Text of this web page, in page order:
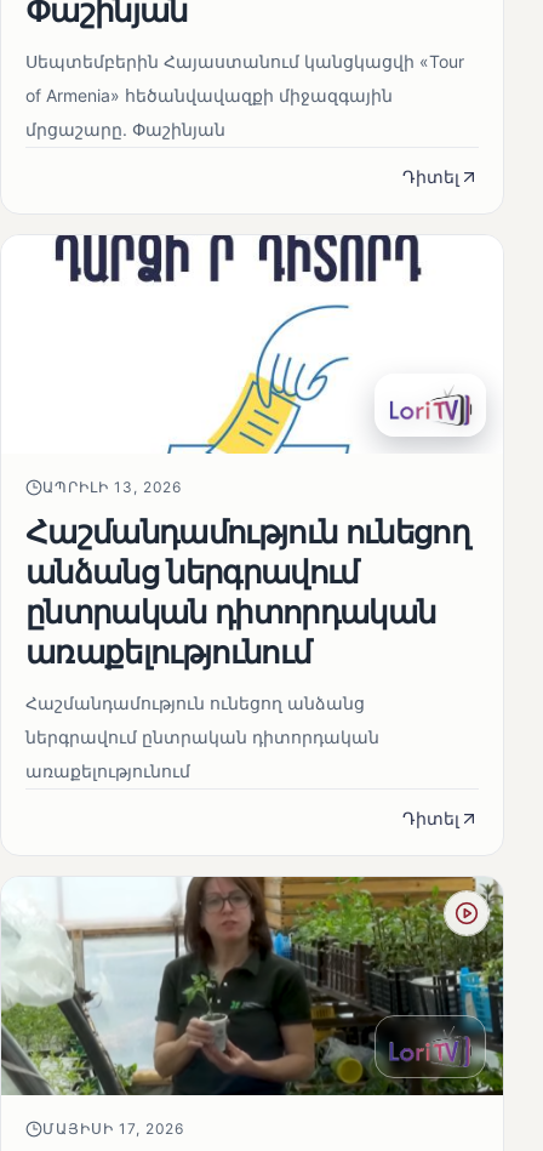
Փաշինյան
Սեպտեմբերին Հայաստանում կանցկացվի «Tour
of Armenia» հեծանվավազքի միջազգային
մրցաշարը. Փաշինյան
Դիտել
ԱՊՐԻԼԻ 13, 2026
Հաշմանդամություն ունեցող
անձանց ներգրավում
ընտրական դիտորդական
առաքելությունում
Հաշմանդամություն ունեցող անձանց
ներգրավում ընտրական դիտորդական
առաքելությունում
Դիտել
ՄԱՅԻՍԻ 17, 2026